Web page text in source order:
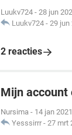
Luukv724 - 28 jun
Luukv724 - 29 jun
2 reacties
Mijn account
Nursima - 14 jan
Yesssirrr - 27 mrt